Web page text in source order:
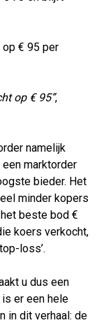
€ 95 per
op € 95”,
namelijk
marktorder
bieder. Het
minder kopers
beste bod €
koers verkocht,
loss’.
u dus een
er een hele
in dit verhaal: de